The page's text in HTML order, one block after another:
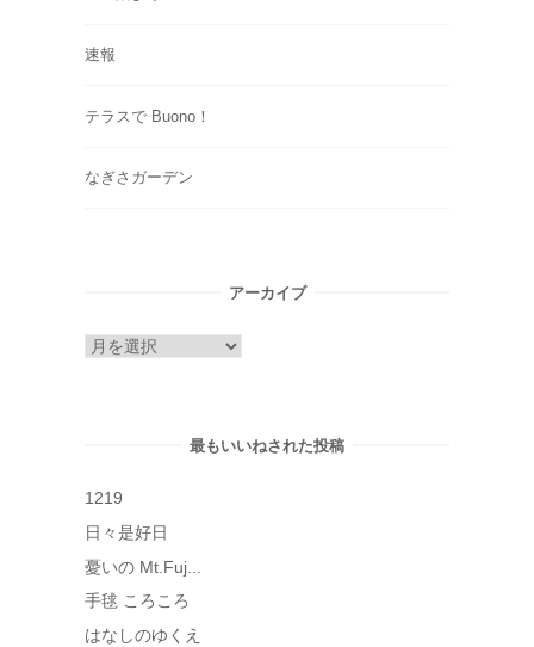
速報
テラスで Buono！
なぎさガーデン
アーカイブ
ア
最もいいねされた投稿
1219
日々是好日
憂いの Mt.Fuj...
手毬 ころころ
はなしのゆくえ